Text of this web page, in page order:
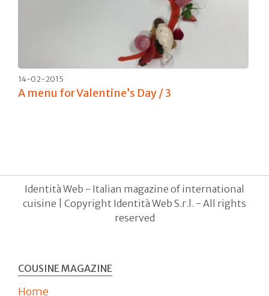
14-02-2015
A menu for Valentine’s Day / 3
Identità Web - Italian magazine of international
cuisine | Copyright Identità Web S.r.l. - All rights
reserved
COUSINE MAGAZINE
Home